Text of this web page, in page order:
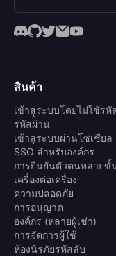
สินค้า
เข้าสู่ระบบโดยไม่ใช้รหั
รหัสผ่าน
เข้าสู่ระบบผ่านโซเชียล
SSO สำหรับองค์กร
การยืนยันตัวตนหลายขั้
เครื่องต่อเครื่อง
ความปลอดภัย
การอนุญาต
องค์กร (หลายผู้เช่า)
การจัดการผู้ใช้
ห้องนิรภัยรหัสลับ